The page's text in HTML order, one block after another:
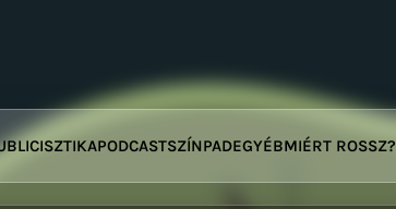
PODCASTSZÍNPADEGYÉBMIÉRT ROSSZ?